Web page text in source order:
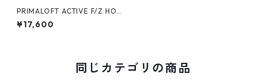
PRIMALOFT ACTIVE F/Z HO
OD -PRODUCT TWELVE-
¥17,600
同じカテゴリの商品